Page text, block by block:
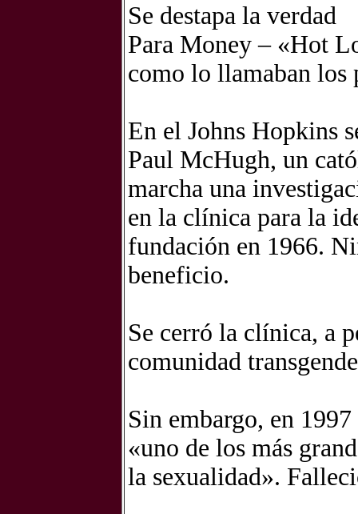
Se destapa la verdad
Para Money – «Hot
como lo llamaban los
En el Johns Hopkins
Paul McHugh, un
marcha una
en la clínica para la
fundación en 1966.
beneficio.
Se cerró la clínica, a
comunidad
Sin embargo, en
«uno de los más
la sexualidad».